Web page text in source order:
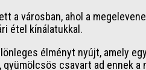
a városban, ahol a
étel kínálatukkal.
élményt nyújt, amely
csavart ad ennek a